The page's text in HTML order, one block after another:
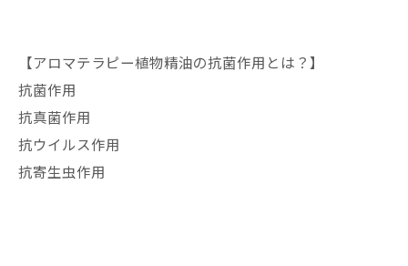
【アロマテラピー植物精油の抗菌作用とは？】
抗菌作用
抗真菌作用
抗ウイルス作用
抗寄生虫作用